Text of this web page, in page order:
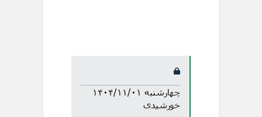
چهارشنبه ۱۴۰۴/۱۱/۰۱
خورشیدی